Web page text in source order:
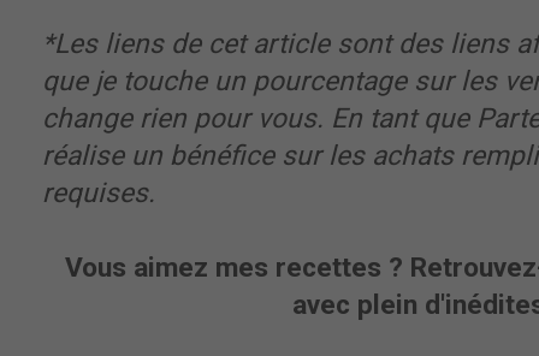
*Les liens de cet article sont des liens
que je touche un pourcentage sur les
change rien pour vous. En tant que
réalise un bénéfice sur les achats
requises.
Vous aimez mes recettes ?
avec plein